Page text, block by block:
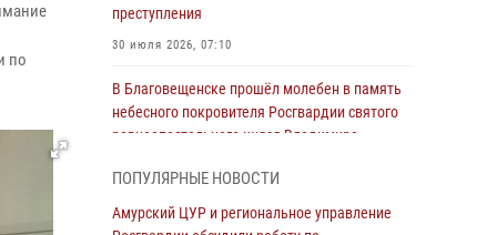
по
преступления
30 июля 2026, 07:10
В Благовещенске прошёл молебен в память
небесного покровителя Росгвардии святого
равноапостольного князя Владимира
Более 2,5 миллионов рублей выплачено
ПОПУЛЯРНЫЕ НОВОСТИ
Амурский ЦУР и региональное управление